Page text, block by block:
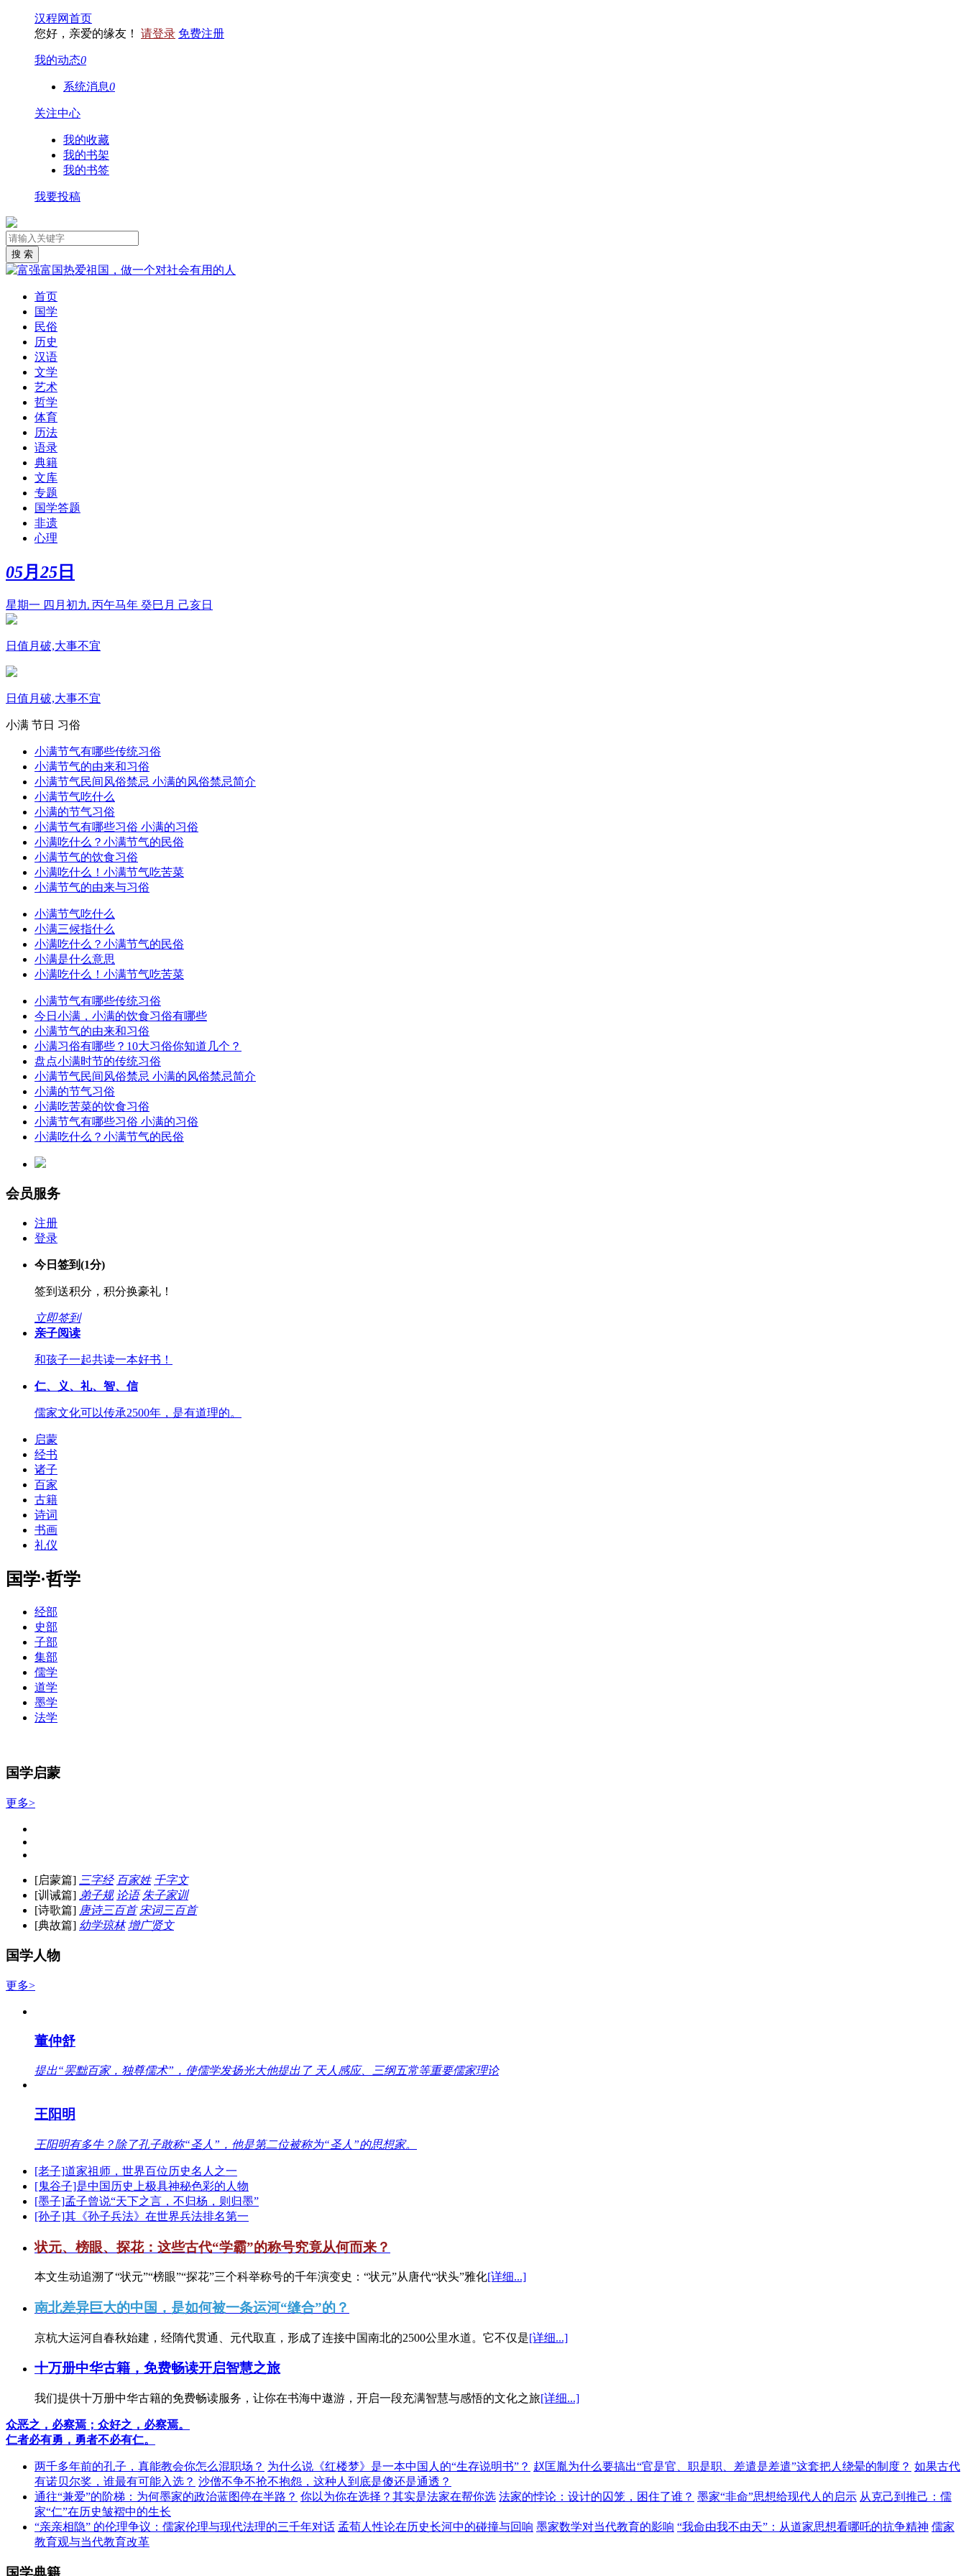
汉程网首页
您好，亲爱的缘友！ 请登录 免费注册
我的动态0
系统消息0
关注中心
我的收藏
我的书架
我的书签
我要投稿
首页
国学
民俗
历史
汉语
文学
艺术
哲学
体育
历法
语录
典籍
文库
专题
国学答题
非遗
心理
05月 25 日
星期一 四月初九 丙午马年 癸巳月 己亥日
日值月破,大事不宜
日值月破,大事不宜
小满 节日 习俗
小满节气有哪些传统习俗
小满节气的由来和习俗
小满节气民间风俗禁忌 小满的风俗禁忌简介
小满节气吃什么
小满的节气习俗
小满节气有哪些习俗 小满的习俗
小满吃什么？小满节气的民俗
小满节气的饮食习俗
小满吃什么！小满节气吃苦菜
小满节气的由来与习俗
小满节气吃什么
小满三候指什么
小满吃什么？小满节气的民俗
小满是什么意思
小满吃什么！小满节气吃苦菜
小满节气有哪些传统习俗
今日小满，小满的饮食习俗有哪些
小满节气的由来和习俗
小满习俗有哪些？10大习俗你知道几个？
盘点小满时节的传统习俗
小满节气民间风俗禁忌 小满的风俗禁忌简介
小满的节气习俗
小满吃苦菜的饮食习俗
小满节气有哪些习俗 小满的习俗
小满吃什么？小满节气的民俗
会员服务
注册
登录
今日签到(1分)
签到送积分，积分换豪礼！
立即签到
亲子阅读
和孩子一起共读一本好书！
仁、义、礼、智、信
儒家文化可以传承2500年，是有道理的。
启蒙
经书
诸子
百家
古籍
诗词
书画
礼仪
国学·哲学
经部
史部
子部
集部
儒学
道学
墨学
法学
国学启蒙
更多>
[启蒙篇] 三字经 百家姓 千字文
[训诫篇] 弟子规 论语 朱子家训
[诗歌篇] 唐诗三百首 宋词三百首
[典故篇] 幼学琼林 增广贤文
国学人物
更多>
董仲舒
提出“罢黜百家，独尊儒术”，使儒学发扬光大他提出了 天人感应、三纲五常等重要儒家理论
王阳明
王阳明有多牛？除了孔子敢称“圣人”，他是第二位被称为“圣人”的思想家。
[老子]道家祖师，世界百位历史名人之一
[鬼谷子]是中国历史上极具神秘色彩的人物
[墨子]孟子曾说“天下之言，不归杨，则归墨”
[孙子]其《孙子兵法》在世界兵法排名第一
状元、榜眼、探花：这些古代“学霸”的称号究竟从何而来？
本文生动追溯了“状元”“榜眼”“探花”三个科举称号的千年演变史：“状元”从唐代“状头”雅化[详细...]
南北差异巨大的中国，是如何被一条运河“缝合”的？
京杭大运河自春秋始建，经隋代贯通、元代取直，形成了连接中国南北的2500公里水道。它不仅是[详细...]
十万册中华古籍，免费畅读开启智慧之旅
我们提供十万册中华古籍的免费畅读服务，让你在书海中遨游，开启一段充满智慧与感悟的文化之旅[详细...]
众恶之，必察焉；众好之，必察焉。
仁者必有勇，勇者不必有仁。
两千多年前的孔子，真能教会你怎么混职场？ 为什么说《红楼梦》是一本中国人的“生存说明书”？ 赵匡胤为什么要搞出“官是官、职是职、差遣是差遣”这套把人绕晕的制度？ 如果古代
有诺贝尔奖，谁最有可能入选？ 沙僧不争不抢不抱怨，这种人到底是傻还是通透？
通往“兼爱”的阶梯：为何墨家的政治蓝图停在半路？ 你以为你在选择？其实是法家在帮你选 法家的悖论：设计的囚笼，困住了谁？ 墨家“非命”思想给现代人的启示 从克己到推己：儒
家“仁”在历史皱褶中的生长
“亲亲相隐” 的伦理争议：儒家伦理与现代法理的三千年对话 孟荀人性论在历史长河中的碰撞与回响 墨家数学对当代教育的影响 “我命由我不由天”：从道家思想看哪吒的抗争精神 儒家
教育观与当代教育改革
国学典籍